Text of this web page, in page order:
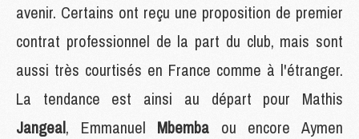
avenir. Certains ont reçu une proposition de premier
contrat professionnel de la part du club, mais sont
aussi très courtisés en France comme à l'étranger.
La tendance est ainsi au départ pour Mathis
Jangeal, Emmanuel Mbemba ou encore Aymen